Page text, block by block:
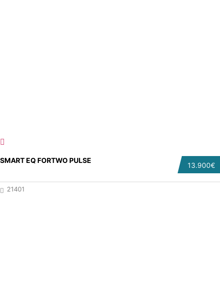
13.900€
SMART EQ FORTWO PULSE
21401